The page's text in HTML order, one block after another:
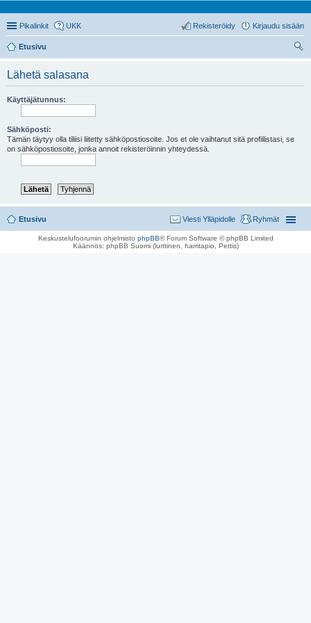
Pikalinkit UKK Kirjaudu sisään
Rekisteröidy
Etusivu
Lähetä salasana
Käyttäjätunnus:
Sähköposti:
Tämän täytyy olla tiliisi liitetty sähköpostiosoite. Jos et ole vaihtanut sitä profiilistasi, se
on sähköpostiosoite, jonka annoit rekisteröinnin yhteydessä.
Etusivu Ryhmät
Viesti Ylläpidolle
Keskustelufoorumin ohjelmisto phpBB® Forum Software © phpBB Limited
Käännös: phpBB Suomi (lurttinen, harritapio, Pettis)